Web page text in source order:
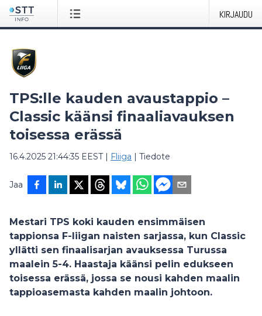
KIRJAUDU
TPS:lle kauden avaustappio –
Classic käänsi finaaliavauksen
toisessa erässä
16.4.2025 21:44:35 EEST| Fliiga | Tiedote
Jaa
Mestari TPS koki kauden ensimmäisen
tappionsa F-liigan naisten sarjassa, kun Classic
yllätti sen finaalisarjan avauksessa Turussa
maalein 5-4. Haastaja käänsi pelin edukseen
toisessa erässä, jossa se nousi kahden maalin
tappioasemasta kahden maalin johtoon.